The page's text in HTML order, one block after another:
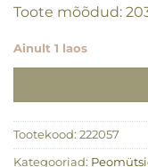
Toote mõõdud:
Ainult 1 laos
Tootekood: 222057
Kategooriad: